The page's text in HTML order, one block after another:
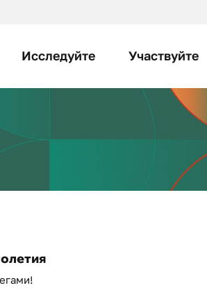
Исследуйте Участвуйте